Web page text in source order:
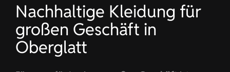
Nachhaltige Kleidung für
großen Geschäft in
Oberglatt